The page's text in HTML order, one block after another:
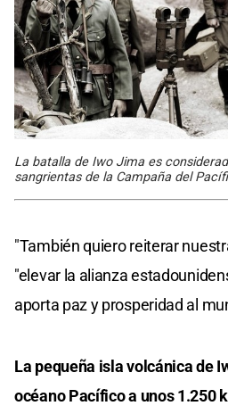
La batalla de Iwo Jima es
sangrientas de la Campaña del
"También quiero reiterar
"elevar la alianza
aporta paz y prosperidad al
La pequeña isla volcánica de
océano Pacífico a unos 1.250